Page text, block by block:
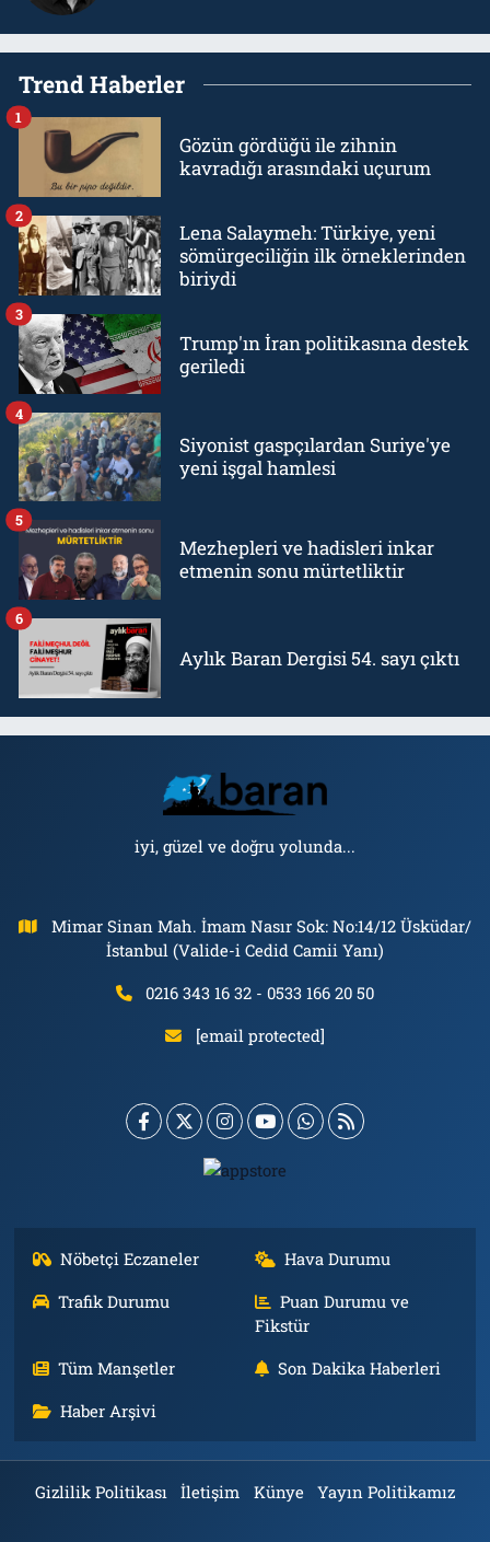
Trend Haberler
Gözün gördüğü ile zihnin
kavradığı arasındaki uçurum
1
Lena Salaymeh: Türkiye, yeni
sömürgeciliğin ilk örneklerinden
biriydi
2
Trump'ın İran politikasına destek
geriledi
3
Siyonist gaspçılardan Suriye'ye
yeni işgal hamlesi
4
Mezhepleri ve hadisleri inkar
etmenin sonu mürtetliktir
5
Aylık Baran Dergisi 54. sayı çıktı
6
iyi, güzel ve doğru yolunda...
Mimar Sinan Mah. İmam Nasır Sok: No:14/12 Üsküdar/
İstanbul (Valide-i Cedid Camii Yanı)
0216 343 16 32 - 0533 166 20 50
[email protected]
Nöbetçi Eczaneler
Hava Durumu
Trafik Durumu
Puan Durumu ve
Fikstür
Tüm Manşetler
Son Dakika Haberleri
Haber Arşivi
Gizlilik Politikası İletişim Künye Yayın Politikamız